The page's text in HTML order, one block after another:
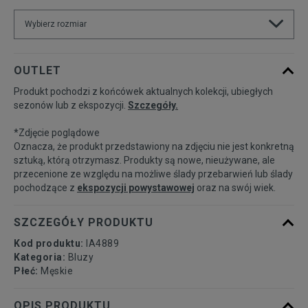
Wybierz rozmiar
XS
Powiadom o
M
Powiadom o
dostępności
XL
dostępności
XXL
Powiadom o
OUTLET
Produkt pochodzi z końcówek aktualnych kolekcji, ubiegłych
sezonów lub z ekspozycji. Szczegóły.
*Zdjęcie poglądowe
Oznacza, że produkt przedstawiony na zdjęciu nie jest konkretną
sztuką, którą otrzymasz. Produkty są nowe, nieużywane, ale
przecenione ze względu na możliwe ślady przebarwień lub ślady
pochodzące z ekspozycji powystawowej oraz na swój wiek.
SZCZEGÓŁY PRODUKTU
Kod produktu: IA4889
Kategoria: Bluzy
Płeć: Męskie